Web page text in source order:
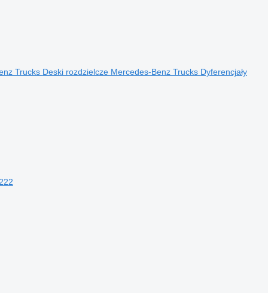
Trucks Deski rozdzielcze Mercedes-Benz Trucks Dyferencjały